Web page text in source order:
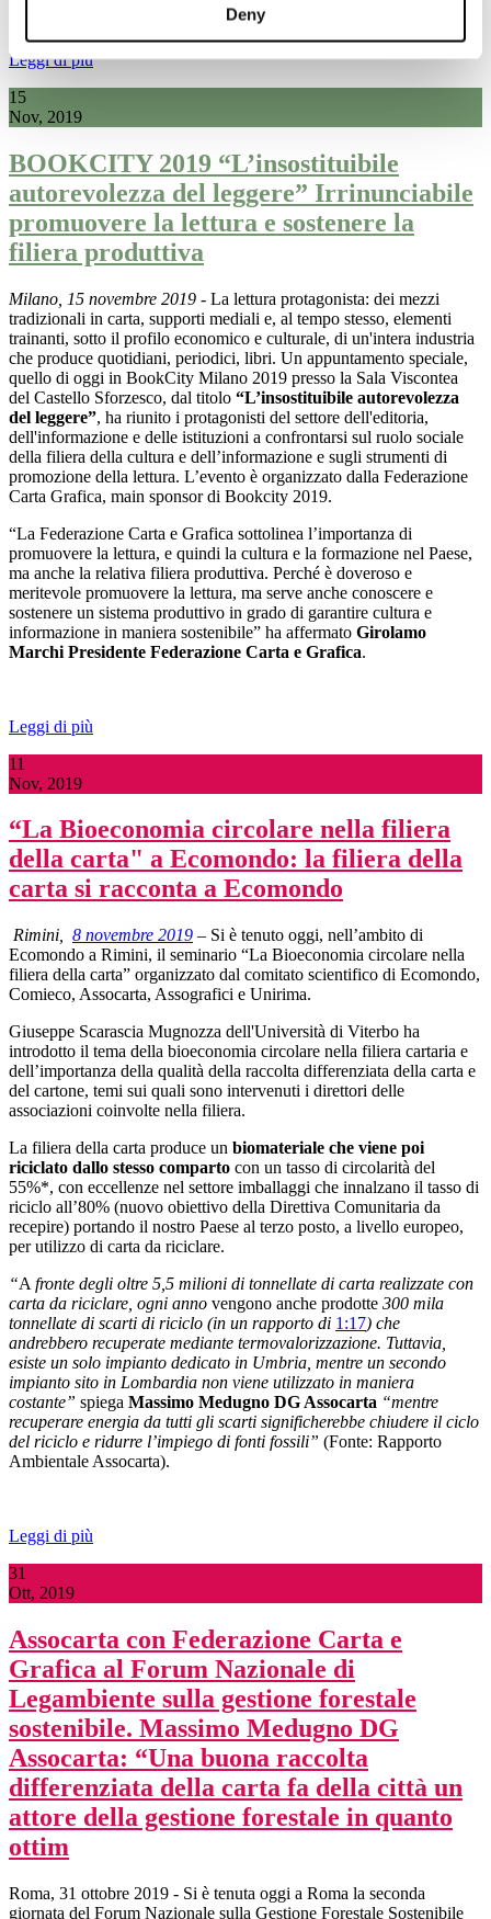
Deny
Leggi di più
15
Nov, 2019
BOOKCITY 2019 “L’insostituibile
autorevolezza del leggere” Irrinunciabile
promuovere la lettura e sostenere la
filiera produttiva
Milano, 15 novembre 2019 - La lettura protagonista: dei mezzi
tradizionali in carta, supporti mediali e, al tempo stesso, elementi
trainanti, sotto il profilo economico e culturale, di un'intera industria
che produce quotidiani, periodici, libri. Un appuntamento speciale,
quello di oggi in BookCity Milano 2019 presso la Sala Viscontea
del Castello Sforzesco, dal titolo “L’insostituibile autorevolezza
del leggere”, ha riunito i protagonisti del settore dell'editoria,
dell'informazione e delle istituzioni a confrontarsi sul ruolo sociale
della filiera della cultura e dell’informazione e sugli strumenti di
promozione della lettura. L’evento è organizzato dalla Federazione
Carta Grafica, main sponsor di Bookcity 2019.
“La Federazione Carta e Grafica sottolinea l’importanza di
promuovere la lettura, e quindi la cultura e la formazione nel Paese,
ma anche la relativa filiera produttiva. Perché è doveroso e
meritevole promuovere la lettura, ma serve anche conoscere e
sostenere un sistema produttivo in grado di garantire cultura e
informazione in maniera sostenibile” ha affermato Girolamo
Marchi Presidente Federazione Carta e Grafica.
Leggi di più
11
Nov, 2019
“La Bioeconomia circolare nella filiera
della carta" a Ecomondo: la filiera della
carta si racconta a Ecomondo
Rimini, 8 novembre 2019 – Si è tenuto oggi, nell’ambito di
Ecomondo a Rimini, il seminario “La Bioeconomia circolare nella
filiera della carta” organizzato dal comitato scientifico di Ecomondo,
Comieco, Assocarta, Assografici e Unirima.
Giuseppe Scarascia Mugnozza dell'Università di Viterbo ha
introdotto il tema della bioeconomia circolare nella filiera cartaria e
dell’importanza della qualità della raccolta differenziata della carta e
del cartone, temi sui quali sono intervenuti i direttori delle
associazioni coinvolte nella filiera.
La filiera della carta produce un biomateriale che viene poi
riciclato dallo stesso comparto con un tasso di circolarità del
55%*, con eccellenze nel settore imballaggi che innalzano il tasso di
riciclo all’80% (nuovo obiettivo della Direttiva Comunitaria da
recepire) portando il nostro Paese al terzo posto, a livello europeo,
per utilizzo di carta da riciclare.
“A fronte degli oltre 5,5 milioni di tonnellate di carta realizzate con
carta da riciclare, ogni anno vengono anche prodotte 300 mila
tonnellate di scarti di riciclo (in un rapporto di 1:17) che
andrebbero recuperate mediante termovalorizzazione. Tuttavia,
esiste un solo impianto dedicato in Umbria, mentre un secondo
impianto sito in Lombardia non viene utilizzato in maniera
costante” spiega Massimo Medugno DG Assocarta “mentre
recuperare energia da tutti gli scarti significherebbe chiudere il ciclo
del riciclo e ridurre l’impiego di fonti fossili” (Fonte: Rapporto
Ambientale Assocarta).
Leggi di più
31
Ott, 2019
Assocarta con Federazione Carta e
Grafica al Forum Nazionale di
Legambiente sulla gestione forestale
sostenibile. Massimo Medugno DG
Assocarta: “Una buona raccolta
differenziata della carta fa della città un
attore della gestione forestale in quanto
ottim
Roma, 31 ottobre 2019 - Si è tenuta oggi a Roma la seconda
giornata del Forum Nazionale sulla Gestione Forestale Sostenibile